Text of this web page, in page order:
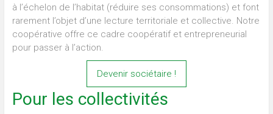
à l’échelon de l’habitat (réduire ses consommations) et font
rarement l’objet d’une lecture territoriale et collective. Notre
coopérative offre ce cadre coopératif et entrepreneurial
pour passer à l’action.
Devenir sociétaire !
Pour les collectivités